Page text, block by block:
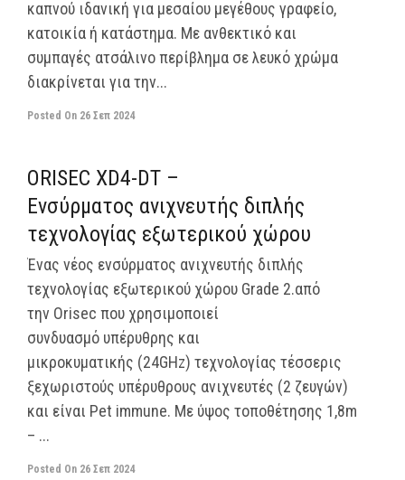
καπνού ιδανική για μεσαίου μεγέθους γραφείο,
κατοικία ή κατάστημα. Με ανθεκτικό και
συμπαγές ατσάλινο περίβλημα σε λευκό χρώμα
διακρίνεται για την...
Posted On 26 Σεπ 2024
ORISEC XD4-DT –
Ενσύρματος ανιχνευτής διπλής
τεχνολογίας εξωτερικού χώρου
Ένας νέος ενσύρματος ανιχνευτής διπλής
τεχνολογίας εξωτερικού χώρου Grade 2.από
την Orisec που χρησιμοποιεί
συνδυασμό υπέρυθρης και
μικροκυματικής (24GHz) τεχνολογίας τέσσερις
ξεχωριστούς υπέρυθρους ανιχνευτές (2 ζευγών)
και είναι Pet immune. Με ύψος τοποθέτησης 1,8m
– ...
Posted On 26 Σεπ 2024